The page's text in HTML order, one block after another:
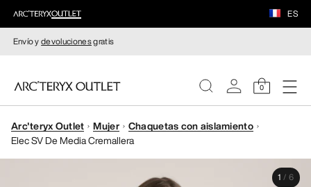
ES
Envío ydevolucionesgratis
0
MUJERE
Arc'teryx Outlet Mujer
Chaquetas con aislamiento
Elec SV De Media Cremallera
1 / 6